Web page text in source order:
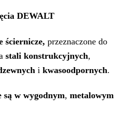
DEWALT
ściernicze, przeznaczone do
stali konstrukcyjnych,
i kwasoodpornych.
są w wygodnym, metalowym